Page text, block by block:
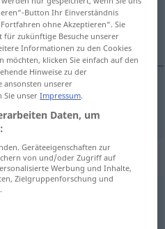
anklicken/antippen)
"voraussichtlich"
Button Ihr Einverständnis
ohne Akzeptieren“. Sie
zukünftige Besuche unserer
Informationen zu den Cookies
möchten, klicken Sie einfach auf den
Hinweise zu der
ansonsten unserer
Sie unserImpressum.
Daten, um
Geräteeigenschaften zur
von und/oder Zugriff auf
Werbung und Inhalte,
Zielgruppenforschung und